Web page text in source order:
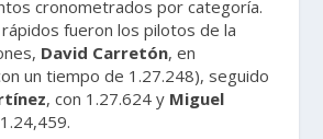
cronometrados por categoría.
fueron los pilotos de la
David Carretón, en
un tiempo de 1.27.248), seguido
, con 1.27.624 y Miguel